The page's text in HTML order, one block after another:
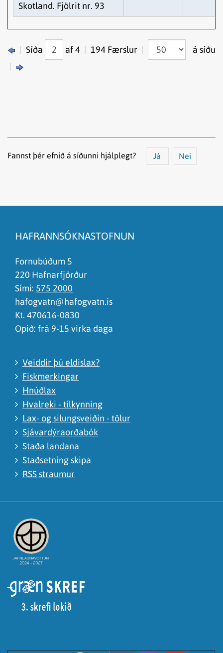
Skotland. Fjölrit nr. 93
Síða af 4 194 Færslur
á síðu
Fannst þér efnið á síðunni hjálplegt? Já Nei
Það er of mikið efni á síðunni
Ég skil ekki efnið, finnst það of flókið
HAFRANNSÓKNASTOFNUN
Fornubúðum 5
220 Hafnarfjörður
Sími: 575 2000
hafogvatn@hafogvatn.is
Kt. 470616-0830
Opið: frá 9-15 virka daga
Veiddir þú eldislax?
Fiskmerkingar
Hnúðlax
Hvalreki - tilkynning
Lax- og silungsveiðin - tölur
Sjávardýraorðabók
Staða landana
Staðsetning skipa
RSS straumur